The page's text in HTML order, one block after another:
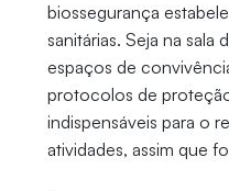
biossegurança
sanitárias. Seja na sala
espaços de
protocolos de
indispensáveis para o
atividades, assim que